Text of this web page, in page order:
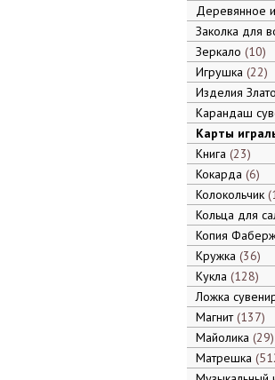
Деревянное
Заколка для
Зеркало 10
Игрушка 22
Изделия
Карандаш
Карты
Книга 23
Кокарда 6
Колокольчик
Кольца для
Копия
Кружка 36
Кукла 128
Ложка
Магнит 137
Майолика 29
Матрешка